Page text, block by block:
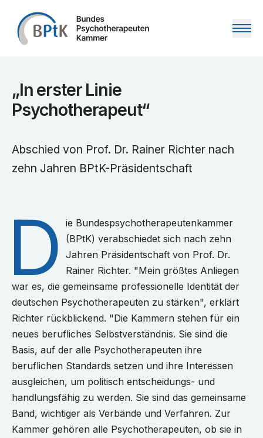
Zum Inhalt springen
„In erster Linie
Psychotherapeut“
Abschied von Prof. Dr. Rainer Richter nach
zehn Jahren BPtK-Präsidentschaft
D
ie Bundespsychotherapeutenkammer
(BPtK) verabschiedet sich nach zehn
Jahren Präsidentschaft von Prof. Dr.
Rainer Richter. "Mein größtes Anliegen
war es, die gemeinsame professionelle Identität der
deutschen Psychotherapeuten zu stärken", erklärt
Richter rückblickend. "Die Kammern stehen für ein
neues berufliches Selbstverständnis. Sie sind die
Basis, auf der alle Psychotherapeuten ihre
beruflichen Standards setzen und ihre Interessen
ausgleichen, um politisch entscheidungs- und
handlungsfähig zu werden. Sie sind das gemeinsame
Band, wichtiger als Verbände und Verfahren. Zur
Kammer gehören alle Psychotherapeuten, ob sie in